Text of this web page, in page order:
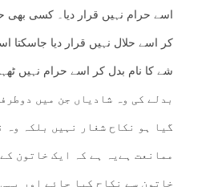
اسے حرام نہیں قرار دیا۔ کسی بھی
کر اسے حلال نہیں قرار دیا
شے کا نام بدل کر اسے حرام نہیں
بدلے کی وہ شادیاں جن میں
گیا ہو نکاح شغار نہیں بلکہ وہ
ممانعت ہےیہ ہے کہ ایک خاتون
خاتون سے نکاح کیا جائے اور